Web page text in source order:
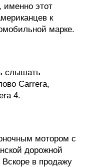
именно этот
к
марке.
слышать
Carrera,
4.
мотором с
дорожной
Вскоре в продажу